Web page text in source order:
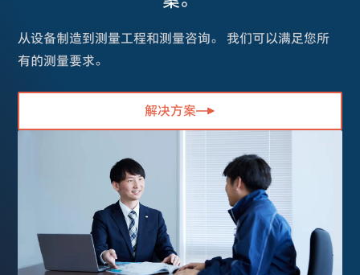
从设备制造到测量工程和测量咨询。 我们可以满足您所
有的测量要求。
解决方案